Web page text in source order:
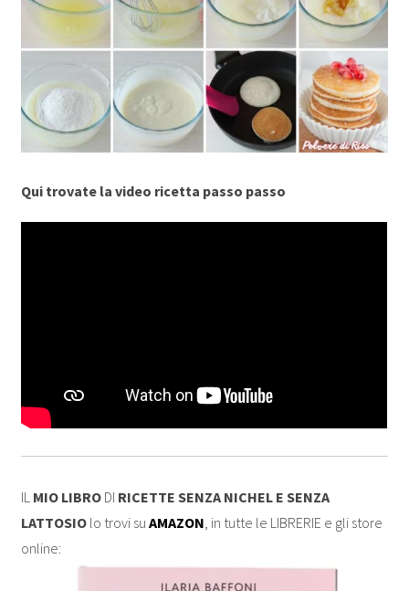
Qui trovate la video ricetta passo passo
IL MIO LIBRO DI RICETTE SENZA NICHEL E SENZA
LATTOSIO lo trovi suAMAZON , in tutte le LIBRERIE e gli store
online: